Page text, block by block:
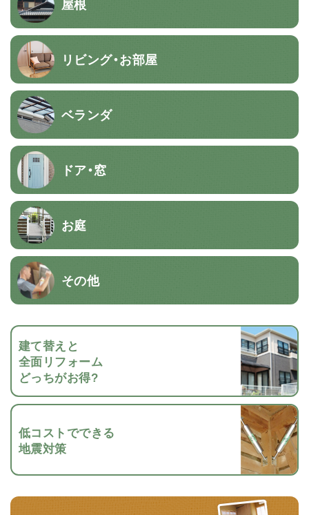
屋根
リビング・お部屋
ベランダ
ドア・窓
お庭
その他
建て替えと
全面リフォーム
どっちがお得?
低コストでできる
地震対策